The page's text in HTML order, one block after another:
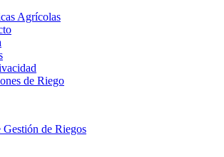
Agrícolas
de Riego
de Riegos